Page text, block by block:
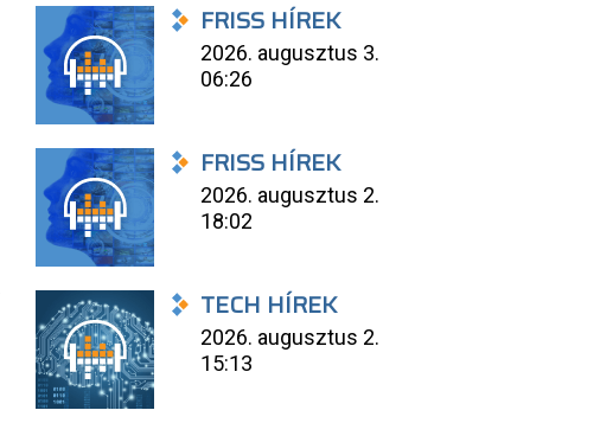
FRISS HÍREK
2026. augusztus 3.
06:26
FRISS HÍREK
2026. augusztus 2.
18:02
TECH HÍREK
2026. augusztus 2.
15:13